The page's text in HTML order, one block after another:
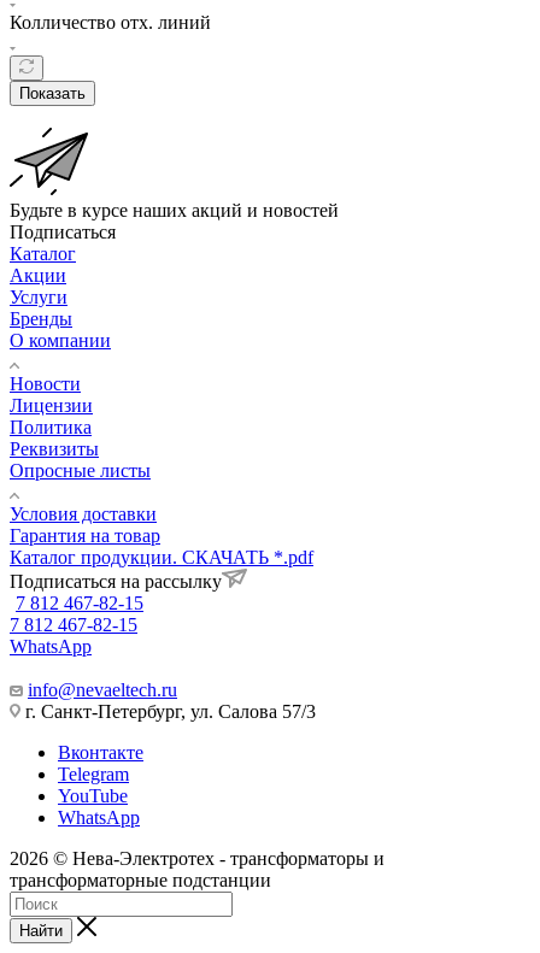
Колличество отх. линий
Показать
Будьте в курсе наших акций и новостей
Подписаться
Каталог
Акции
Услуги
Бренды
О компании
Новости
Лицензии
Политика
Реквизиты
Опросные листы
Условия доставки
Гарантия на товар
Каталог продукции. СКАЧАТЬ *.pdf
Подписаться на рассылку
7 812 467-82-15
7 812 467-82-15
WhatsApp
info@nevaeltech.ru
г. Санкт-Петербург, ул. Салова 57/3
Вконтакте
Telegram
YouTube
WhatsApp
2026 © Нева-Электротех - трансформаторы и
трансформаторные подстанции
Найти